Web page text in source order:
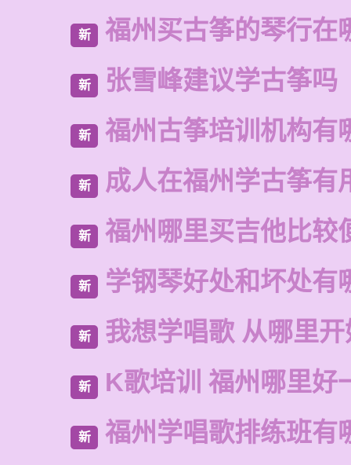
新 福州买古筝的琴行在
新 张雪峰建议学古筝吗
新 福州古筝培训机构有
新 成人在福州学古筝有
新 福州哪里买吉他比较
新 学钢琴好处和坏处有
新 我想学唱歌 从哪里开
新 K歌培训 福州哪里好
新 福州学唱歌排练班有